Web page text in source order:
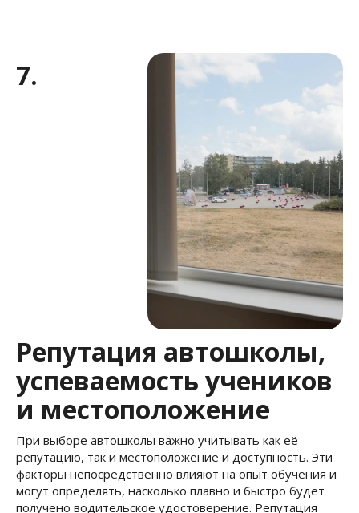
7.
Репутация автошколы,
успеваемость учеников
и местоположение
При выборе автошколы важно учитывать как её
репутацию, так и местоположение и доступность. Эти
факторы непосредственно влияют на опыт обучения и
могут определять, насколько плавно и быстро будет
получено водительское удостоверение. Репутация